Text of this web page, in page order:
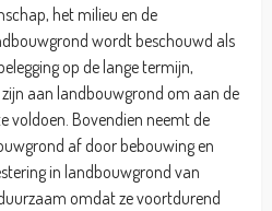
het milieu en de
wordt beschouwd als
op de lange termijn,
aan landbouwgrond om aan de
voldoen. Bovendien neemt de
af door bebouwing en
in landbouwgrond van
omdat ze voortdurend